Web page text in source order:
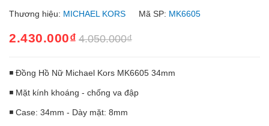
Thương hiệu: MICHAEL KORS Mã SP: MK6605
2.430.000₫ 4.050.000₫
◾ Đồng Hồ Nữ Michael Kors MK6605 34mm
◾ Mặt kính khoáng - chống va đập
◾ Case: 34mm - Dày mặt: 8mm